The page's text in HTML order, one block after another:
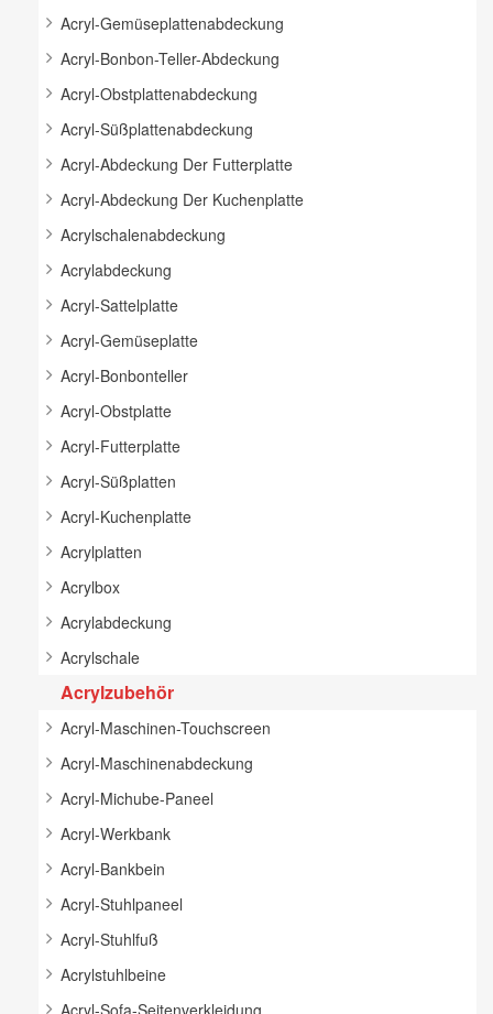
Acryl-Gemüseplattenabdeckung
Acryl-Bonbon-Teller-Abdeckung
Acryl-Obstplattenabdeckung
Acryl-Süßplattenabdeckung
Acryl-Abdeckung Der Futterplatte
Acryl-Abdeckung Der Kuchenplatte
Acrylschalenabdeckung
Acrylabdeckung
Acryl-Sattelplatte
Acryl-Gemüseplatte
Acryl-Bonbonteller
Acryl-Obstplatte
Acryl-Futterplatte
Acryl-Süßplatten
Acryl-Kuchenplatte
Acrylplatten
Acrylbox
Acrylabdeckung
Acrylschale
Acrylzubehör
Acryl-Maschinen-Touchscreen
Acryl-Maschinenabdeckung
Acryl-Michube-Paneel
Acryl-Werkbank
Acryl-Bankbein
Acryl-Stuhlpaneel
Acryl-Stuhlfuß
Acrylstuhlbeine
Acryl-Sofa-Seitenverkleidung